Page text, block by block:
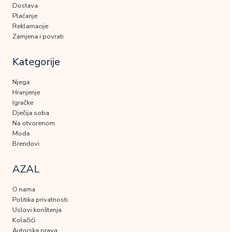
Dostava
Plaćanje
Reklamacije
Zamjena i povrati
Kategorije
Njega
Hranjenje
Igračke
Dječija soba
Na otvorenom
Moda
Brendovi
AZAL
O nama
Politika privatnosti
Uslovi korištenja
Kolačići